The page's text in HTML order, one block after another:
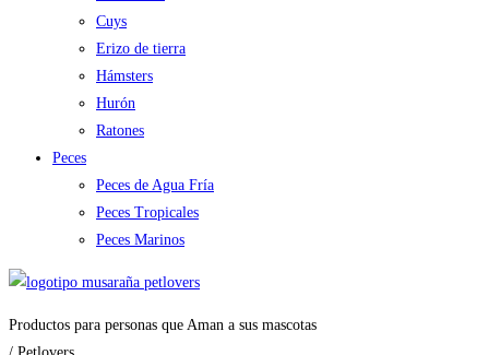
Cuys
Erizo de tierra
Hámsters
Hurón
Ratones
Peces
Peces de Agua Fría
Peces Tropicales
Peces Marinos
Productos para personas que Aman a sus mascotas